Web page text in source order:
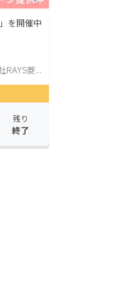
を開催中
RAYS菱...
残り
終了